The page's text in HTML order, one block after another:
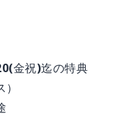
金祝)迄の特典